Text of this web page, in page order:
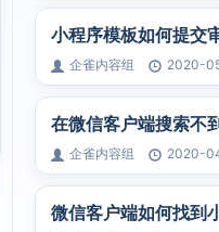
小程序模板如何提交
企雀内容组 2020-
在微信客户端搜索不
企雀内容组 2020-
微信客户端如何找到